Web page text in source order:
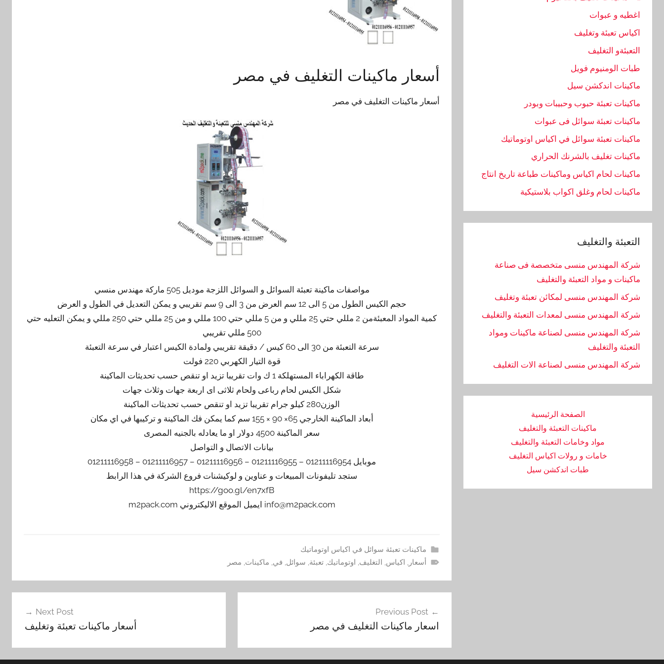
أسعار ماكينات التغليف في مصر
أسعار ماكينات التغليف في مصر
مواصفات ماكينة تعبئة السوائل و السوائل اللزجة موديل 505 ماركة مهندس منسي
حجم الكيس الطول من 5 الى 12 سم العرض من 3 الى 9 سم تقريبي و يمكن التعديل في الطول و العرض
كمية المواد المعبئةمن 2 مللي حتي 25 مللي و من 5 مللي حتي 100 مللي و من 25 مللي حتي 250 مللي و يمكن التعليه حتي
500 مللي تقريبي
سرعة التعبئة من 30 الى 60 كيس / دقيقة تقريبي ولمادة الكيس اعتبار في سرعة التعبئة
قوة التيار الكهربي 220 فولت
طاقة الكهراباء المستهلكة 1 ك وات تقريبا تزيد او تنقص حسب تحديثات الماكينة
شكل الكيس لحام رباعى ولحام ثلاثى اى اربعة جهات وثلاث جهات
الوزن280 كيلو جرام تقريبا تزيد او تنقص حسب تحديثات الماكينة
أبعاد الماكينة الخارجي 65× 90 × 155 سم كما يمكن فك الماكينة و تركيبها في اي مكان
سعر الماكينة 4500 دولار او ما يعادله بالجنيه المصرى
بيانات الاتصال و التواصل
موبايل 01211116954 – 01211116955 – 01211116956 – 01211116957 – 01211116958
ستجد تليفونات المبيعات و عناوين و لوكيشنات فروع الشركة في هذا الرابط
https://goo.gl/en7xfB
info@m2pack.com ايميل الموقع الاليكتروني m2pack.com
ماكينات تعبئة سوائل في اكياس اوتوماتيك
أسعار, اكياس, التغليف, اوتوماتيك,تعبئة, سوائل, في, ماكينات, مصر
المقالات
Previous Post
اسعار ماكينات التغليف في مصر
Next Post
أسعار ماكينات تعبئة وتغليف
اغطيه و عبوات
اكياس تعبئة وتغليف
التعبئةو التغليف
طبات الومنيوم فويل
ماكينات اندكشن سيل
ماكينات تعبئة حبوب وحبيبات وبودر
ماكينات تعبئة سوائل فى عبوات
ماكينات تعبئة سوائل في اكياس اوتوماتيك
ماكينات تغليف بالشرنك الحراري
ماكينات لحام اكياس وماكينات طباعة تاريخ انتاج
ماكينات لحام وغلق اكواب بلاستيكية
التعبئة والتغليف
شركة المهندس منسى متخصصة فى صناعة
ماكينات و مواد التعبئة والتغليف
شركة المهندس منسى لمكائن تعبئة وتغليف
شركة المهندس منسى لمعدات التعبئة والتغليف
شركة المهندس منسى لصناعة ماكينات ومواد
التعبئة والتغليف
‏شركة المهندس منسى لصناعة الات التغليف
الصفحة الرئيسية
ماكينات التعبئة والتغليف
مواد وخامات التعبئة والتغليف
خامات و رولات اكياس التغليف
طبات اندكشن سيل